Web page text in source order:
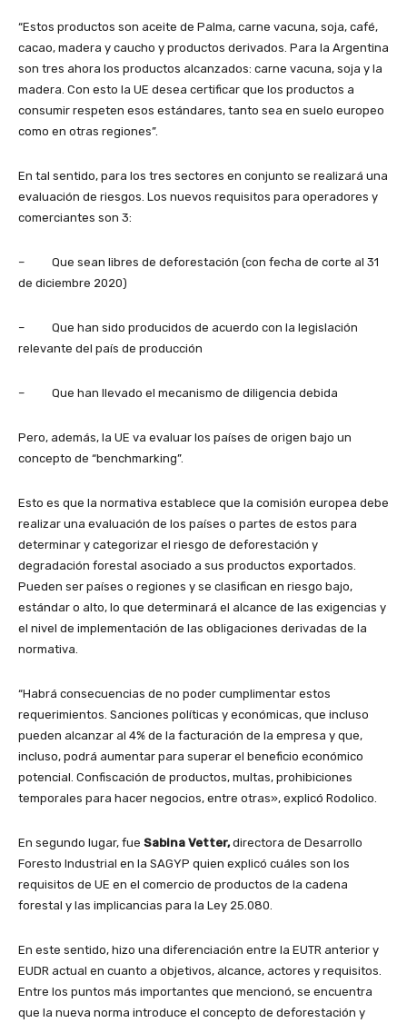
“Estos productos son aceite de Palma, carne vacuna, soja, café,
cacao, madera y caucho y productos derivados. Para la Argentina
son tres ahora los productos alcanzados: carne vacuna, soja y la
madera. Con esto la UE desea certificar que los productos a
consumir respeten esos estándares, tanto sea en suelo europeo
como en otras regiones”.
En tal sentido, para los tres sectores en conjunto se realizará una
evaluación de riesgos. Los nuevos requisitos para operadores y
comerciantes son 3:
– Que sean libres de deforestación (con fecha de corte al 31
de diciembre 2020)
– Que han sido producidos de acuerdo con la legislación
relevante del país de producción
– Que han llevado el mecanismo de diligencia debida
Pero, además, la UE va evaluar los países de origen bajo un
concepto de “benchmarking”.
Esto es que la normativa establece que la comisión europea debe
realizar una evaluación de los países o partes de estos para
determinar y categorizar el riesgo de deforestación y
degradación forestal asociado a sus productos exportados.
Pueden ser países o regiones y se clasifican en riesgo bajo,
estándar o alto, lo que determinará el alcance de las exigencias y
el nivel de implementación de las obligaciones derivadas de la
normativa.
“Habrá consecuencias de no poder cumplimentar estos
requerimientos. Sanciones políticas y económicas, que incluso
pueden alcanzar al 4% de la facturación de la empresa y que,
incluso, podrá aumentar para superar el beneficio económico
potencial. Confiscación de productos, multas, prohibiciones
temporales para hacer negocios, entre otras», explicó Rodolico.
En segundo lugar, fue Sabina Vetter,directora de Desarrollo
Foresto Industrial en la SAGYP quien explicó cuáles son los
requisitos de UE en el comercio de productos de la cadena
forestal y las implicancias para la Ley 25.080.
En este sentido, hizo una diferenciación entre la EUTR anterior y
EUDR actual en cuanto a objetivos, alcance, actores y requisitos.
Entre los puntos más importantes que mencionó, se encuentra
que la nueva norma introduce el concepto de deforestación y